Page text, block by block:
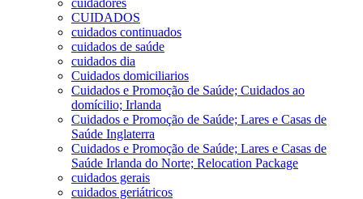
CUIDADOS
cuidados continuados
cuidados de saúde
cuidados dia
Cuidados domiciliarios
Cuidados e Promoção de Saúde; Cuidados ao
domícilio; Irlanda
Cuidados e Promoção de Saúde; Lares e Casas de
Saúde Inglaterra
Cuidados e Promoção de Saúde; Lares e Casas de
Saúde Irlanda do Norte; Relocation Package
cuidados gerais
cuidados geriátricos